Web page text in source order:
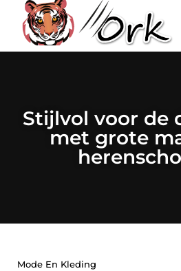
Stijlvol voor de
met grote
Mode En Kleding